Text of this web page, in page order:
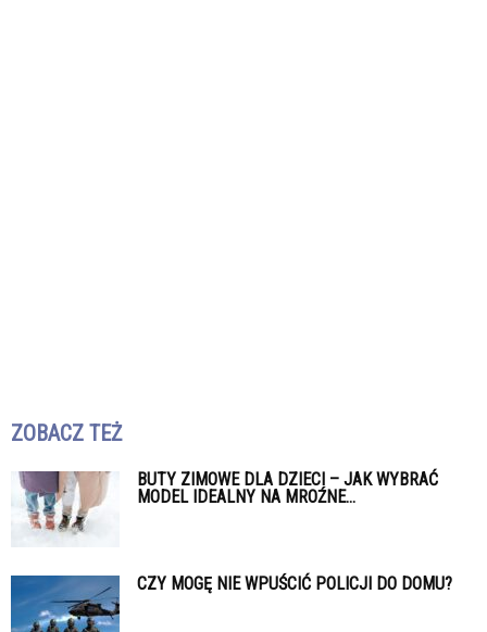
ZOBACZ TEŻ
BUTY ZIMOWE DLA DZIECI – JAK WYBRAĆ
MODEL IDEALNY NA MROŹNE...
CZY MOGĘ NIE WPUŚCIĆ POLICJI DO DOMU?